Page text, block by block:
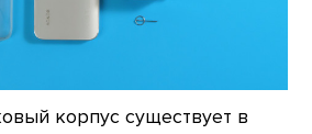
корпус существует в